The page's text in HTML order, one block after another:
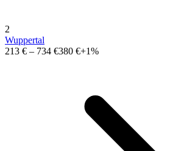
2
Wuppertal
213 € – 734 €380 €+1%